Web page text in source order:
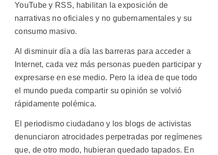
YouTube y RSS, habilitan la exposición de
narrativas no oficiales y no gubernamentales y su
consumo masivo.
Al disminuir día a día las barreras para acceder a
Internet, cada vez más personas pueden participar y
expresarse en ese medio. Pero la idea de que todo
el mundo pueda compartir su opinión se volvió
rápidamente polémica.
El periodismo ciudadano y los blogs de activistas
denunciaron atrocidades perpetradas por regímenes
que, de otro modo, hubieran quedado tapados. En